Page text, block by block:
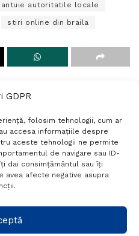
GDPR
folosim tehnologii, cum ar
accesa informațiile despre
aceste tehnologii ne permite
de navigare sau ID-
dai consimțământul sau îți
avea afecte negative asupra
autoritatile locale
stiri online din braila
de confidențialitate
GDPR
788 760 194